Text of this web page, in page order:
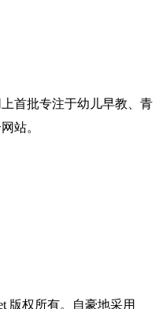
首批专注于幼儿早教、青
站。
版权所有。自豪地采用